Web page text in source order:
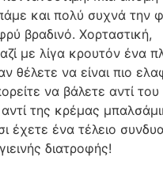
και πολύ συχνά την
βραδινό. Χορταστική,
με λίγα κρουτόν ένα
θέλετε να είναι πιο
να βάλετε αντί του
της κρέμας
έχετε ένα τέλειο
διατροφής!